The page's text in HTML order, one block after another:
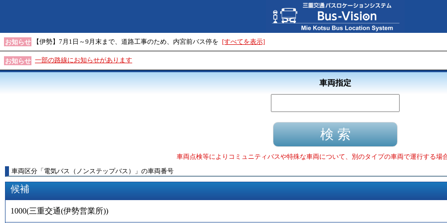
お知らせ 【伊勢】7月1日～9月末まで、道路工事のため、内宮前バス停を [すべてを表示]
お知らせ 一部の路線にお知らせがあります
車両指定
車両点検等によりコミュニティバスや特殊な車両について、別のタイプの車両で運行する場
車両区分 「 電気バス（ノンステップバス） 」 の車両番号
候補
1000(三重交通(伊勢営業所))